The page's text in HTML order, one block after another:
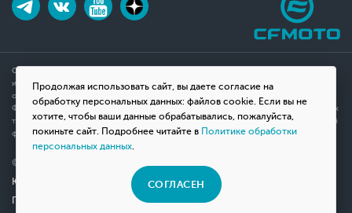
Продолжая использовать сайт, вы даете согласие на
обработку персональных данных: файлов cookie. Если вы не
хотите, чтобы ваши данные обрабатывались, пожалуйста,
покиньте сайт. Подробнее читайте в Политике обработки
персональных данных.
СОГЛАСЕН
Обращаем ваше внимание на то, что данный интернет-сайт носит исключительно
информационный характер и ни при каких условиях не является публичной офертой,
определяемой положениями Статьи 437(2) Гражданского кодекса Российской
Федерации. Для получения подробной информации о наличии и стоимости указанных
товаров, пожалуйста, обращайтесь к менеджерам компании с помощью специальной
формы связи на сайте или по телефону.
© 2026 Мотосалон «ВНЕ ДОРОГ»
Юридическая информация
Политика конфиденциальности